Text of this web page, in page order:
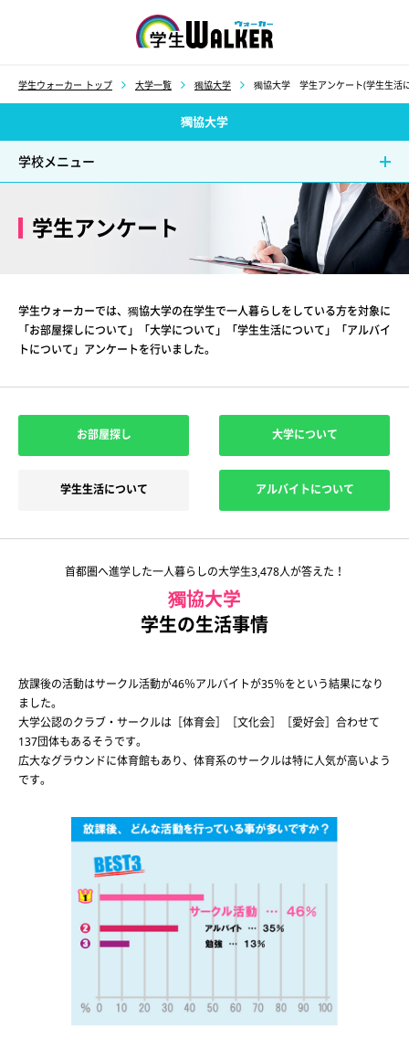
学生ウォーカー トップ 大学一覧 獨協大学 獨協大学 学生アンケート(学生生活
獨協大学
学校メニュー
学生アンケート
学生ウォーカーでは、獨協大学の在学生で一人暮らしをしている方を対象に
「お部屋探しについて」「大学について」「学生生活について」「アルバイ
トについて」アンケートを行いました。
お部屋探し 大学について
学生生活について アルバイトについて
首都圏へ進学した一人暮らしの大学生3,478人が答えた！
獨協大学
学生の生活事情
放課後の活動はサークル活動が46％アルバイトが35％をという結果になり
ました。
大学公認のクラブ・サークルは［体育会］［文化会］［愛好会］合わせて
137団体もあるそうです。
広大なグラウンドに体育館もあり、体育系のサークルは特に人気が高いよう
です。